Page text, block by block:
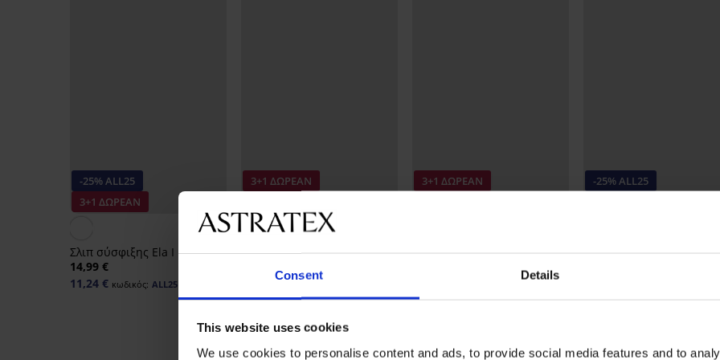
Consent Details
This website uses cookies
We use cookies to personalise content and ads, to provide social media features and to
-25% ALL25
3+1 ΔΩΡΕΑΝ
Σλιπ σύσφιξης Ela Ι
14,99 €
11,24 € κωδικός: ALL25
3+1 ΔΩΡΕΑΝ
Σλιπ σύσφιξης Simple Push-
17,99 €
3+1 ΔΩΡΕΑΝ
Σλιπ σύσφιξης Misteria
-25% ALL25
Βαμβακερό σλιπ
12,74 € κωδικός: ALL25